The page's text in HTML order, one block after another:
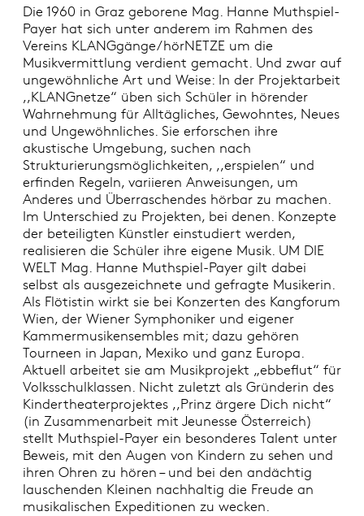
Die 1960 in Graz geborene Mag. Hanne Muthspiel-
Payer hat sich unter anderem im Rahmen des
Vereins KLANGgänge/hörNETZE um die
Musikvermittlung verdient gemacht. Und zwar auf
ungewöhnliche Art und Weise: In der Projektarbeit
,,KLANGnetze“ üben sich Schüler in hörender
Wahrnehmung für Alltägliches, Gewohntes, Neues
und Ungewöhnliches. Sie erforschen ihre
akustische Umgebung, suchen nach
Strukturierungsmöglichkeiten, ,,erspielen“ und
erfinden Regeln, variieren Anweisungen, um
Anderes und Überraschendes hörbar zu machen.
Im Unterschied zu Projekten, bei denen. Konzepte
der beteiligten Künstler einstudiert werden,
realisieren die Schüler ihre eigene Musik. UM DIE
WELT Mag. Hanne Muthspiel-Payer gilt dabei
selbst als ausgezeichnete und gefragte Musikerin.
Als Flötistin wirkt sie bei Konzerten des Kangforum
Wien, der Wiener Symphoniker und eigener
Kammermusikensembles mit; dazu gehören
Tourneen in Japan, Mexiko und ganz Europa.
Aktuell arbeitet sie am Musikprojekt „ebbeflut“ für
Volksschulklassen. Nicht zuletzt als Gründerin des
Kindertheaterprojektes ,,Prinz ärgere Dich nicht“
(in Zusammenarbeit mit Jeunesse Österreich)
stellt Muthspiel-Payer ein besonderes Talent unter
Beweis, mit den Augen von Kindern zu sehen und
ihren Ohren zu hören – und bei den andächtig
lauschenden Kleinen nachhaltig die Freude an
musikalischen Expeditionen zu wecken.